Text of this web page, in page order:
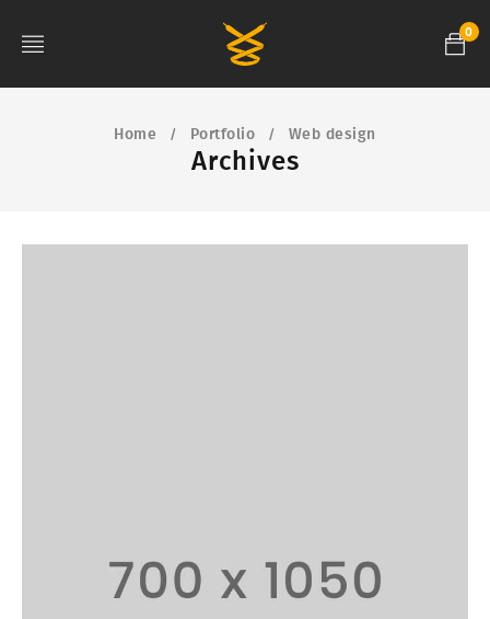
0
Home / Portfolio / Web design
Archives